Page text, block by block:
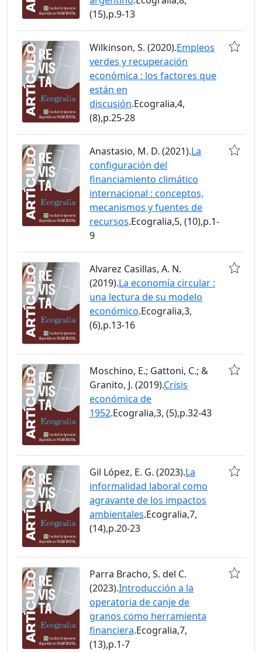
(15),p.9-13
Wilkinson, S. (2020).Empleos
verdes y recuperación
económica : los factores que
están en
discusión.Ecogralia,4,
(8),p.25-28
Anastasio, M. D. (2021).La
configuración del
financiamiento climático
internacional : conceptos,
mecanismos y fuentes de
recursos.Ecogralia,5, (10),p.1-
9
Alvarez Casillas, A. N.
(2019).La economía circular :
una lectura de su modelo
económico.Ecogralia,3,
(6),p.13-16
Moschino, E.; Gattoni, C.; &
Granito, J. (2019).Crisis
económica de
1952.Ecogralia,3, (5),p.32-43
Gil López, E. G. (2023).La
informalidad laboral como
agravante de los impactos
ambientales.Ecogralia,7,
(14),p.20-23
Parra Bracho, S. del C.
(2023).Introducción a la
operatoria de canje de
granos como herramienta
financiera.Ecogralia,7,
(13),p.1-7